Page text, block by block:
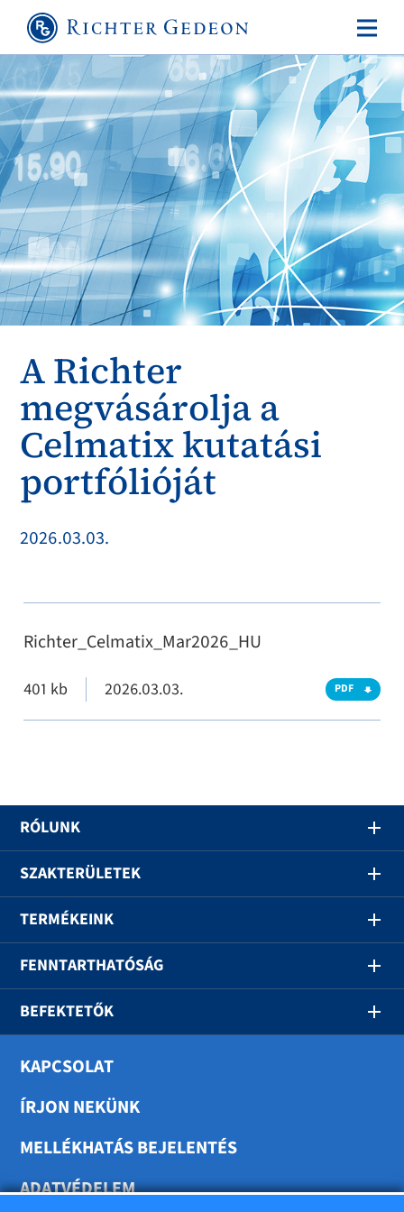
A Richter
megvásárolja a
Celmatix kutatási
portfólióját
2026.03.03.
Richter_Celmatix_Mar2026_HU
401 kb 2026.03.03. PDF
RÓLUNK
SZAKTERÜLETEK
TERMÉKEINK
FENNTARTHATÓSÁG
BEFEKTETŐK
KAPCSOLAT
ÍRJON NEKÜNK
MELLÉKHATÁS BEJELENTÉS
ADATVÉDELEM